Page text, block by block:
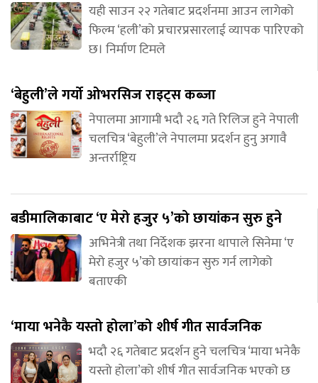
यही साउन २२ गतेबाट प्रदर्शनमा आउन लागेको
फिल्म ‘हली’को प्रचारप्रसारलाई व्यापक पारिएको
छ। निर्माण टिमले
‘बेहुली’ले गर्यो ओभरसिज राइट्स कब्जा
नेपालमा आगामी भदौ २६ गते रिलिज हुने नेपाली
चलचित्र ‘बेहुली’ले नेपालमा प्रदर्शन हुनु अगावै
अन्तर्राष्ट्रिय
बडीमालिकाबाट ‘ए मेरो हजुर ५’को छायांकन सुरु हुने
अभिनेत्री तथा निर्देशक झरना थापाले सिनेमा ‘ए
मेरो हजुर ५’को छायांकन सुरु गर्न लागेको
बताएकी
‘माया भनेकै यस्तो होला’को शीर्ष गीत सार्वजनिक
भदौ २६ गतेबाट प्रदर्शन हुने चलचित्र ‘माया भनेकै
यस्तो होला’को शीर्ष गीत सार्वजनिक भएको छ